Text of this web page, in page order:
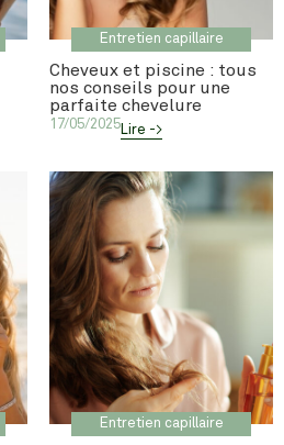
Entretien capillaire
Cheveux et piscine : tous
nos conseils pour une
parfaite chevelure
17/05/2025Lire ->
Entretien capillaire